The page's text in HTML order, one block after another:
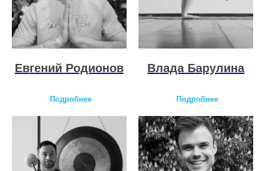
Евгений Родионов
Подробнее
Влада Барулина
Подробнее